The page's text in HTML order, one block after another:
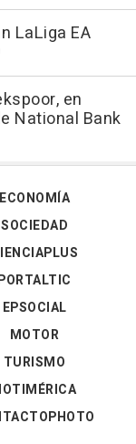
LaLiga EA
en
National Bank
ECONOMÍA
SOCIEDAD
EPSOCIAL
MOTOR
TURISMO